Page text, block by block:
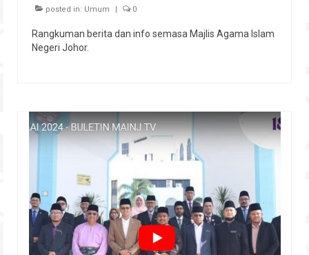
posted in: Umum | 0
Rangkuman berita dan info semasa Majlis Agama Islam
Negeri Johor.